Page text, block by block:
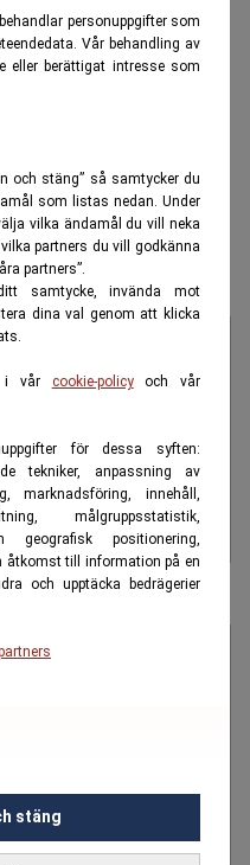
personuppgifter som
Vår behandling av
eller berättigat intresse som
och stäng” så samtycker du
som listas nedan. Under
vilka ändamål du vill neka
partners du vill godkänna
partners”.
samtycke, invända mot
dina val genom att klicka
i vår cookie-policyoch vår
för dessa syften:
tekniker, anpassning av
marknadsföring, innehåll,
målgruppsstatistik,
geografisk positionering,
åtkomst till information på en
och upptäcka bedrägerier
stäng
män häktade